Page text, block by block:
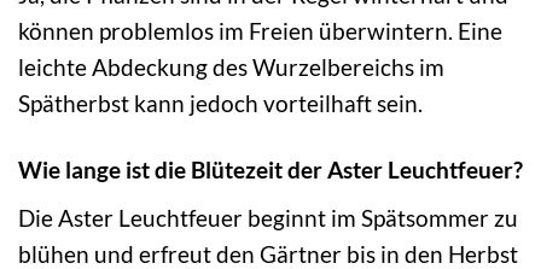
können problemlos im Freien überwintern. Eine
leichte Abdeckung des Wurzelbereichs im
Spätherbst kann jedoch vorteilhaft sein.
Wie lange ist die Blütezeit der Aster Leuchtfeuer?
Die Aster Leuchtfeuer beginnt im Spätsommer zu
blühen und erfreut den Gärtner bis in den Herbst